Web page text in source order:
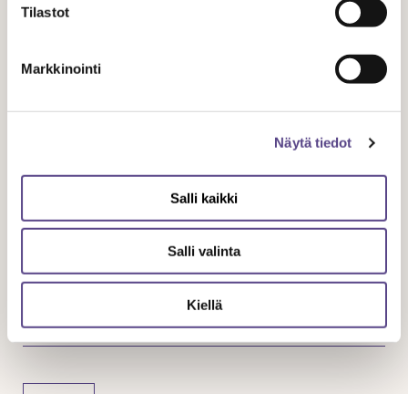
Tilastot
Markkinointi
Näytä tiedot
Salli kaikki
Salli valinta
Kiellä
Tilaa uutiskirje
SÄHKÖPOSTIOSOITE